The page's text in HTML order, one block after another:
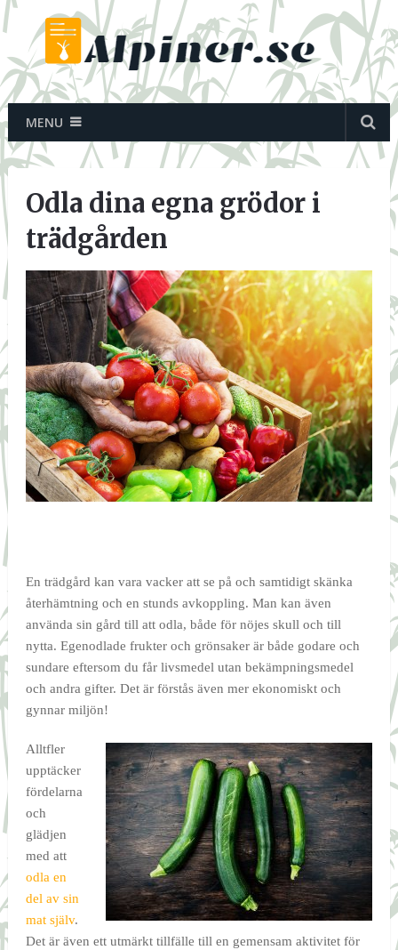
MENU
Odla dina egna grödor i
trädgården
En trädgård kan vara vacker att se på och samtidigt skänka
återhämtning och en stunds avkoppling. Man kan även
använda sin gård till att odla, både för nöjes skull och till
nytta. Egenodlade frukter och grönsaker är både godare och
sundare eftersom du får livsmedel utan bekämpningsmedel
och andra gifter. Det är förstås även mer ekonomiskt och
gynnar miljön!
Alltfler
upptäcker
fördelarna
och
glädjen
med att
odla en
del av sin
mat själv.
Det är även ett utmärkt tillfälle till en gemensam aktivitet för